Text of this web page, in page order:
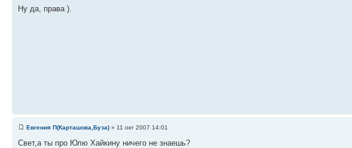
Ну да, права ).
Евгения П(Карташова,Буза) » 11 окт 2007 14:01
Свет,а ты про Юлю Хайкину ничего не знаешь?